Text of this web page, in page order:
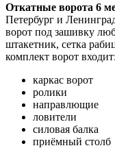
Откатные ворота 6
Петербург и
ворот под зашивку
штакетник, сетка
комплект ворот входит:
каркас ворот
ролики
направлющие
ловители
силовая балка
приёмный столб